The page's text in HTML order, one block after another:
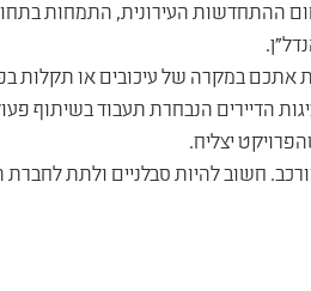
ההתחדשות העירונית, התמחות
אתכם במקרה של עיכובים או תקלות
הדיירים הנבחרת תעבוד בשיתוף
יצליח.
ומורכב. חשוב להיות סבלניים ולתת